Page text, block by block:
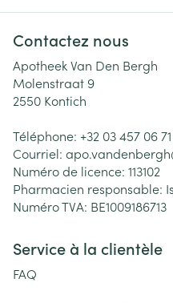
Contactez nous
Apotheek Van Den Bergh
Molenstraat 9
2550 Kontich
Téléphone: +32 03 457 06 71
Courriel:
Numéro de licence: 113102
Pharmacien responsable:
Numéro TVA: BE1009186713
Service à la clientèle
FAQ